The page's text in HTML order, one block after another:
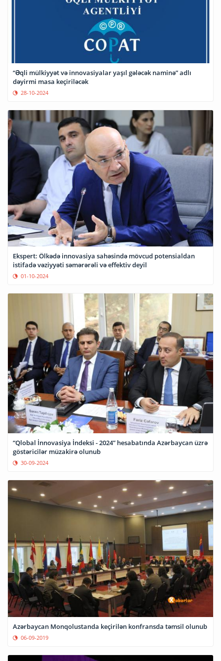
“Əqli mülkiyyət və innovasiyalar yaşıl gələcək naminə” adlı
dəyirmi masa keçiriləcək
28-10-2024
Ekspert: Ölkədə innovasiya sahəsində mövcud potensialdan
istifadə vəziyyəti səmərərəli və effektiv deyil
01-10-2024
“Qlobal İnnovasiya İndeksi - 2024” hesabatında Azərbaycan üzrə
göstəricilər müzakirə olunub
30-09-2024
Azərbaycan Monqolustanda keçirilən konfransda təmsil olunub
06-09-2019